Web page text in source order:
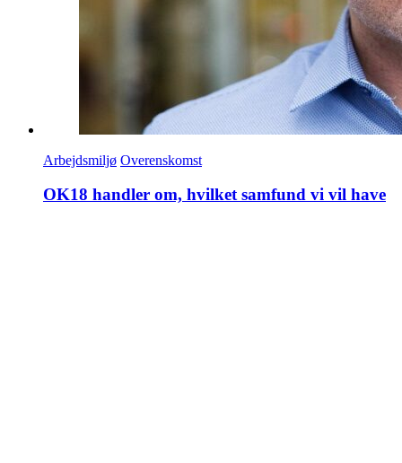
Arbejdsmiljø Overenskomst
OK18 handler om, hvilket samfund vi vil have